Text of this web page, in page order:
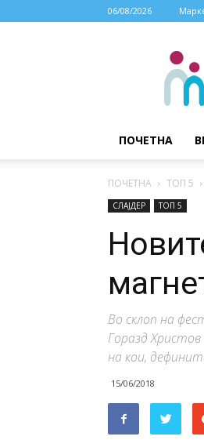
06/08/2026
МАЈКА
ДЕТЕ
ПОЧЕТНА
ПОЧЕТНА ТОП 5
СЛАЈДЕР ТОП 5
Во склоп на
Горазд
на кои,
15/06/2018